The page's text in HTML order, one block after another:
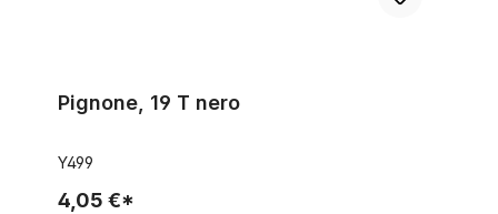
Pignone, 19 T nero
Y499
4,05 €*